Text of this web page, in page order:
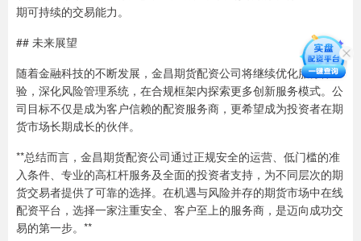
期可持续的交易能力。
## 未来展望
随着金融科技的不断发展，金昌期货配资公司将继续优化服务体
验，深化风险管理系统，在合规框架内探索更多创新服务模式。公
司目标不仅是成为客户信赖的配资服务商，更希望成为投资者在期
货市场长期成长的伙伴。
**总结而言，金昌期货配资公司通过正规安全的运营、低门槛的准
入条件、专业的高杠杆服务及全面的投资者支持，为不同层次的期
货交易者提供了可靠的选择。在机遇与风险并存的期货市场中在线
配资平台，选择一家注重安全、客户至上的服务商，是迈向成功交
易的第一步。**